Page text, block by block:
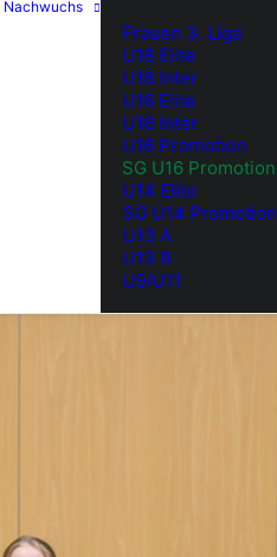
Nachwuchs
Frauen 3. Liga
U18 Elite
U18 Inter
U16 Elite
U16 Inter
U16 Promotion
SG U16 Promotion
U14 Elite
SG U14 Promotion
U13 A
U13 B
U9/U11